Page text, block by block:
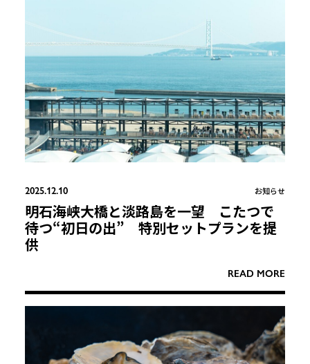
明石海峡大橋と淡路島を一望 こたつで
待つ“初日の出” 特別セットプランを提
供
READ MORE
2025.12.10 お知らせ